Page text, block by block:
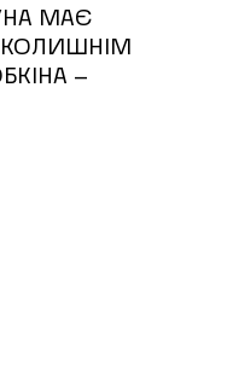
МАЄ
КОЛИШНІМ
–